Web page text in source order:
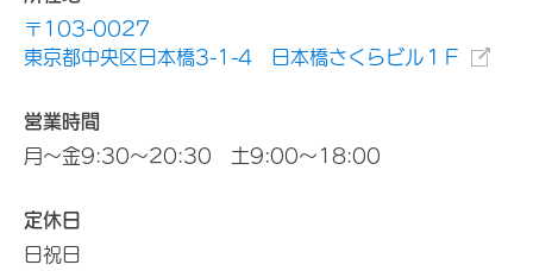
〒103-0027
東京都中央区日本橋3-1-4 日本橋さくらビル１Ｆ
営業時間
月～金9:30～20:30 土9:00～18:00
定休日
日祝日